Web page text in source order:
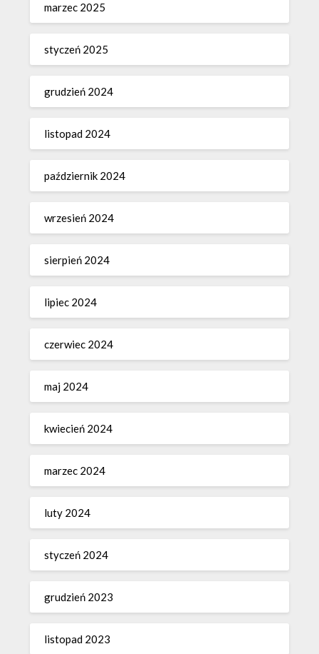
marzec 2025
styczeń 2025
grudzień 2024
listopad 2024
październik 2024
wrzesień 2024
sierpień 2024
lipiec 2024
czerwiec 2024
maj 2024
kwiecień 2024
marzec 2024
luty 2024
styczeń 2024
grudzień 2023
listopad 2023